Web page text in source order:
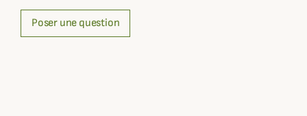
Poser une question